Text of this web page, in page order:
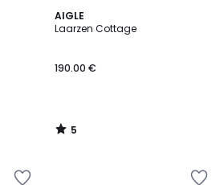
AIGLE
Laarzen Cottage
190.00 €
5
/
5
/